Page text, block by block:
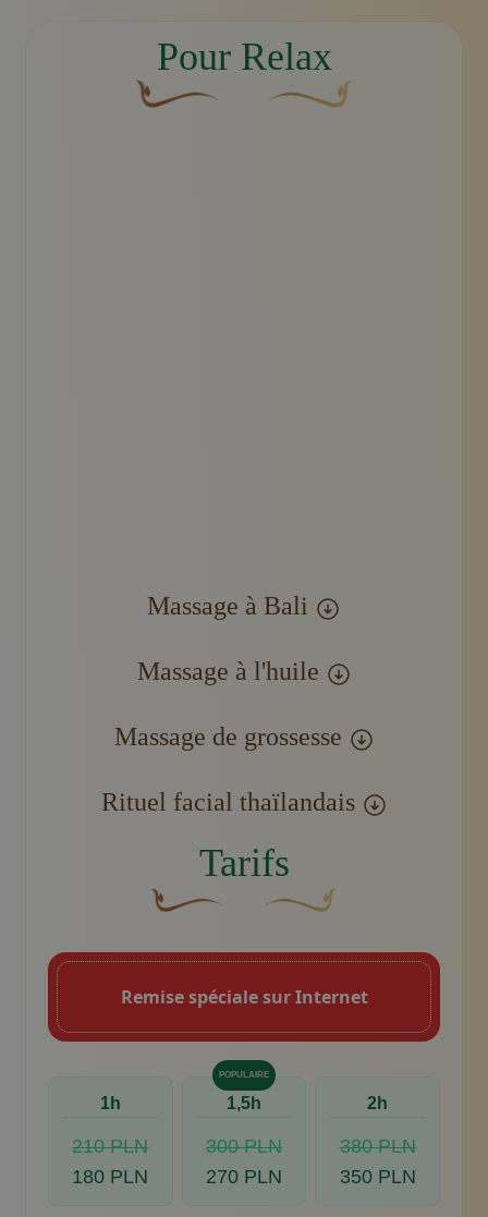
Pour Relax
Massage à Bali
Massage à l'huile
Massage de grossesse
Rituel facial thaïlandais
Tarifs
Remise spéciale sur Internet
1h
210 PLN
180 PLN
POPULAIRE
1,5h
300 PLN
270 PLN
2h
380 PLN
350 PLN